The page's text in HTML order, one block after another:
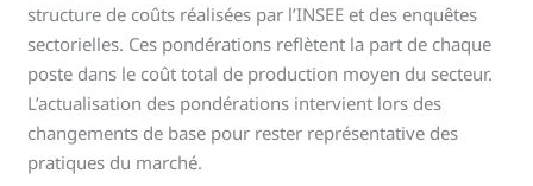
structure de coûts réalisées par l’INSEE et des enquêtes
sectorielles. Ces pondérations reflètent la part de chaque
poste dans le coût total de production moyen du secteur.
L’actualisation des pondérations intervient lors des
changements de base pour rester représentative des
pratiques du marché.